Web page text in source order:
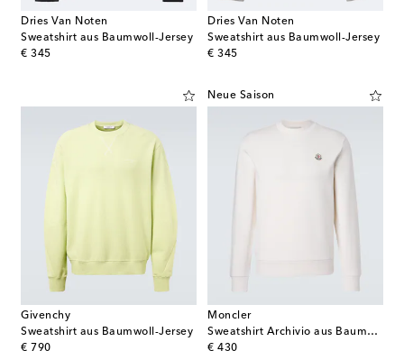
Dries Van Noten
Sweatshirt aus Baumwoll-Jersey
€ 345
original price
Dries Van Noten
Sweatshirt aus Baumwoll-Jersey
€ 345
original price
Givenchy
Sweatshirt aus Baumwoll-Jersey
€ 790
original price
Neue Saison
Moncler
Sweatshirt Archivio aus Baumwoll-Jersey
€ 430
original price